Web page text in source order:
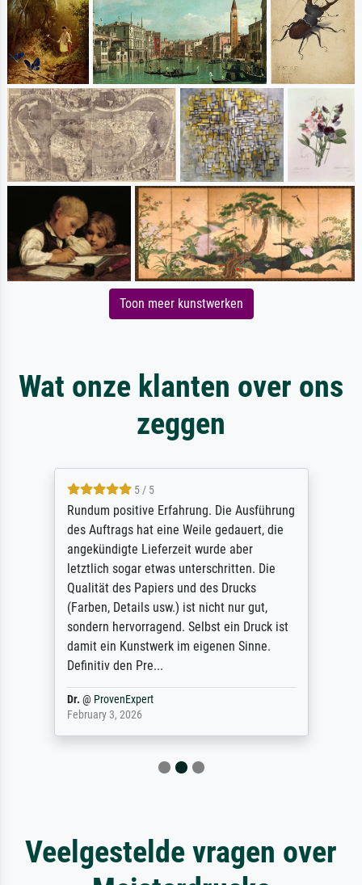
Toon meer kunstwerken
Wat onze klanten over ons
zeggen
5 / 5
Rundum positive Erfahrung. Die Ausführung
des Auftrags hat eine Weile gedauert, die
angekündigte Lieferzeit wurde aber
letztlich sogar etwas unterschritten. Die
Qualität des Papiers und des Drucks
(Farben, Details usw.) ist nicht nur gut,
sondern hervorragend. Selbst ein Druck ist
damit ein Kunstwerk im eigenen Sinne.
Definitiv den Pre...
Dr. @ ProvenExpert
February 3, 2026
Veelgestelde vragen over